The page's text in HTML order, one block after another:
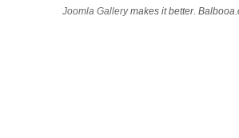
Joomla Gallerymakes it better.